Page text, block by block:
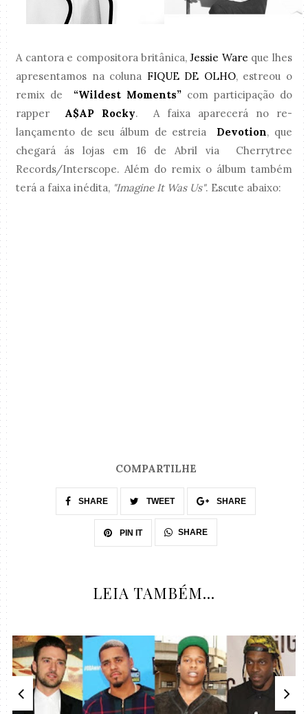
A cantora e compositora britânica,Jessie Ware que lhes
apresentamos na coluna FIQUE DE OLHO, estreou o
remix de “Wildest Moments”com participação do
rapper A$AP Rocky. A faixa aparecerá no re-
lançamento de seu álbum de estreia Devotion, que
chegará ás lojas em 16 de Abril via Cherrytree
Records/Interscope. Além do remix o álbum também
terá a faixa inédita, "Imagine It Was Us". Escute abaixo:
COMPARTILHE
SHARE TWEET SHARE
PIN IT SHARE
LEIA TAMBÉM...